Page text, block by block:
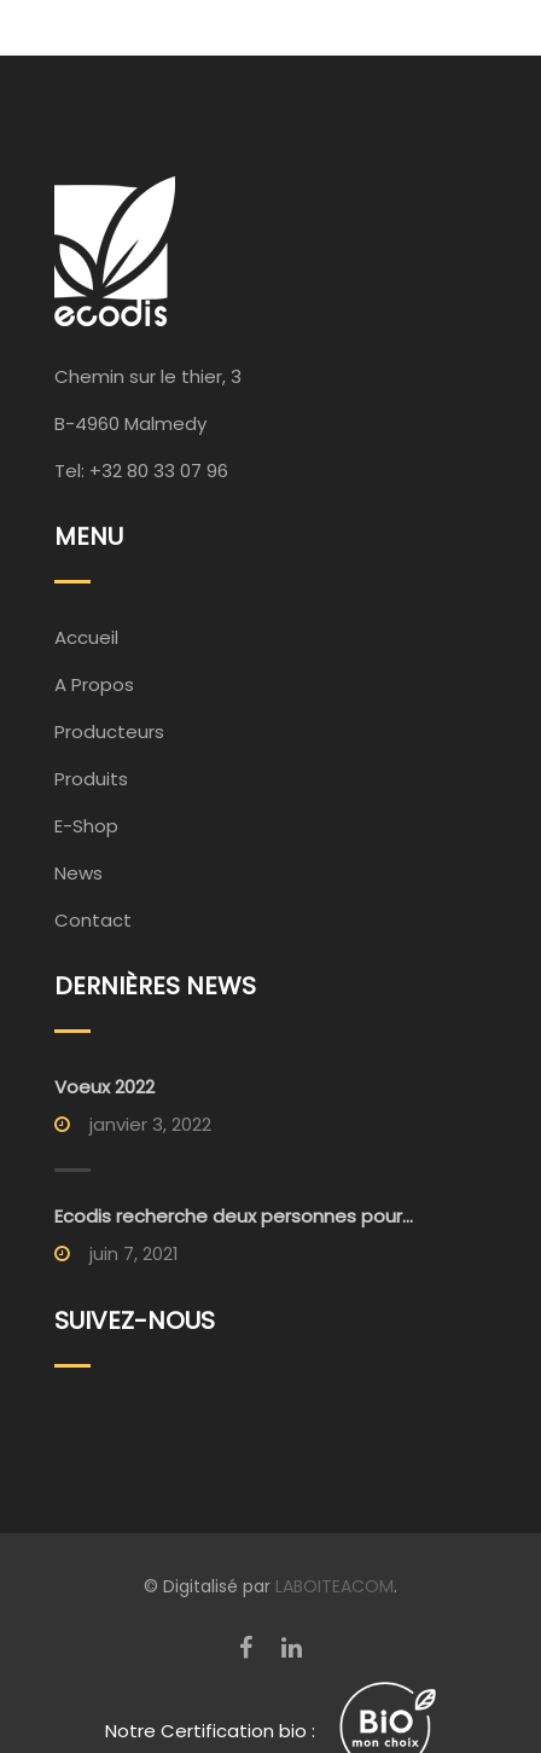
Chemin sur le thier, 3
B-4960 Malmedy
Tel: +32 80 33 07 96
MENU
Accueil
A Propos
Producteurs
Produits
E-Shop
News
Contact
DERNIÈRES NEWS
Voeux 2022
janvier 3, 2022
Ecodis recherche deux personnes pour...
juin 7, 2021
SUIVEZ-NOUS
© Digitalisé par LABOITEACOM.
Notre Certification bio :